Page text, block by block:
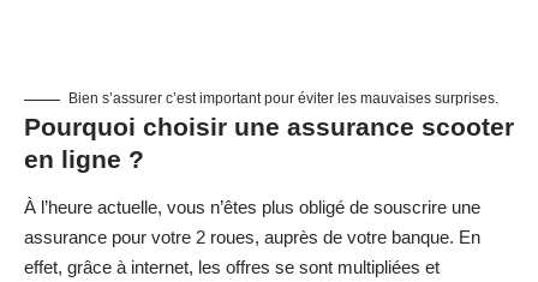
Bien s’assurer c’est important pour éviter les mauvaises surprises.
Pourquoi choisir une assurance scooter
en ligne ?
À l’heure actuelle, vous n’êtes plus obligé de souscrire une
assurance pour votre 2 roues, auprès de votre banque. En
effet, grâce à internet, les offres se sont multipliées et